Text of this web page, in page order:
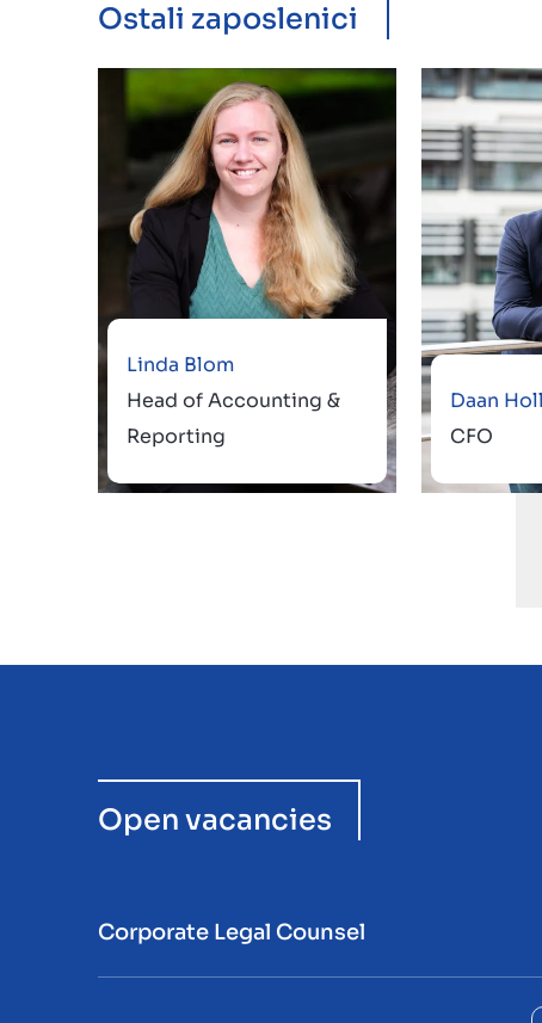
Ostali zaposlenici
Linda Blom
Head of Accounting &
Reporting
Daan
CFO
Open vacancies
Corporate Legal Counsel